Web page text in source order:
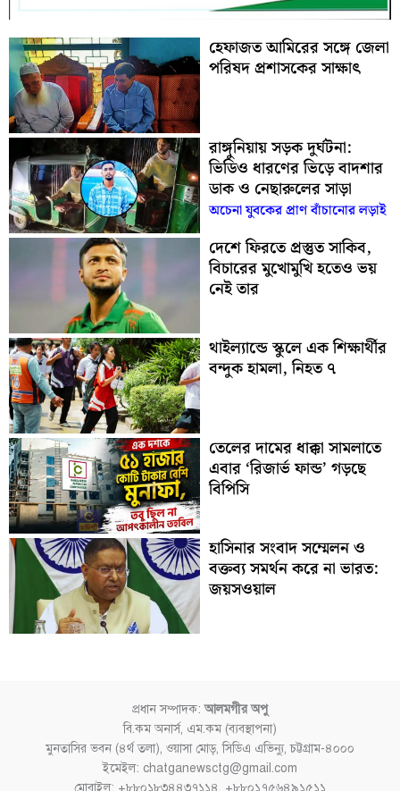
হেফাজত আমিরের সঙ্গে জেলা
পরিষদ প্রশাসকের সাক্ষাৎ
রাঙ্গুনিয়ায় সড়ক দুর্ঘটনা:
ভিডিও ধারণের ভিড়ে বাদশার
ডাক ও নেছারুলের সাড়া
অচেনা যুবকের প্রাণ বাঁচানোর লড়াই
দেশে ফিরতে প্রস্তুত সাকিব,
বিচারের মুখোমুখি হতেও ভয়
নেই তার
থাইল্যান্ডে স্কুলে এক শিক্ষার্থীর
বন্দুক হামলা, নিহত ৭
তেলের দামের ধাক্কা সামলাতে
এবার ‘রিজার্ভ ফান্ড’ গড়ছে
বিপিসি
হাসিনার সংবাদ সম্মেলন ও
বক্তব্য সমর্থন করে না ভারত:
জয়সওয়াল
প্রধান সম্পাদক:আলমগীর অপু
বি.কম অনার্স, এম.কম (ব্যবস্থাপনা)
মুনতাসির ভবন (৪র্থ তলা), ওয়াসা মোড়, সিডিএ এভিন্যু, চট্টগ্রাম-৪০০০
ইমেইল: chatganewsctg@gmail.com
মোবাইল: +৮৮০১৮৩৪৪৩৭১১৪, +৮৮০১৭৫৬৪৯১৫১১